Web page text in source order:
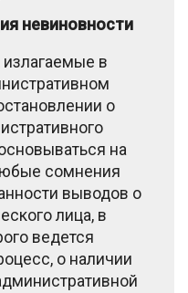
невиновности
излагаемые в
о
на
сомнения
выводов о
лица, в
ведется
о наличии